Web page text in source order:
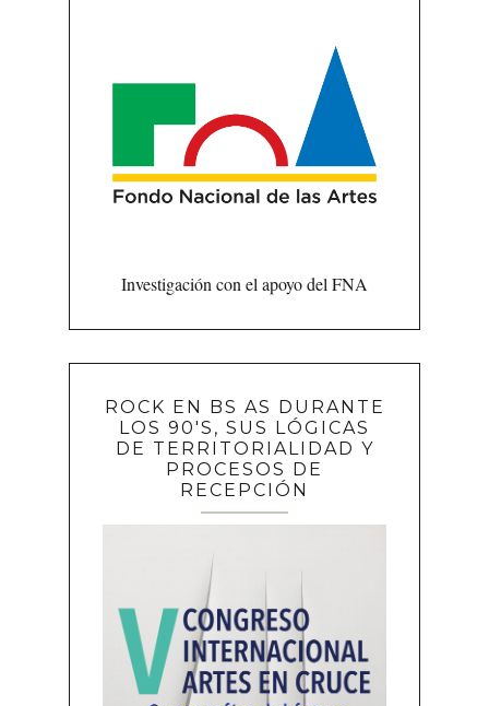
Investigación con el apoyo del FNA
ROCK EN BS AS DURANTE
LOS 90'S, SUS LÓGICAS
DE TERRITORIALIDAD Y
PROCESOS DE
RECEPCIÓN